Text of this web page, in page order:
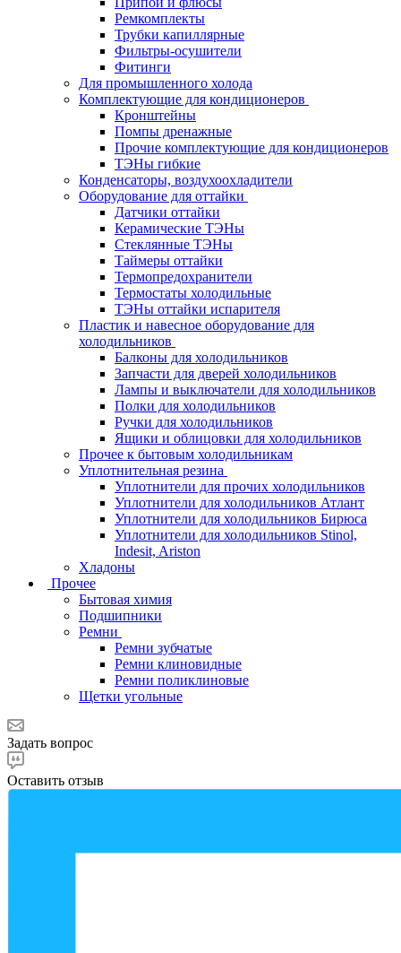
Ремкомплекты
Трубки капиллярные
Фильтры-осушители
Фитинги
Для промышленного холода
Комплектующие для кондиционеров
Кронштейны
Помпы дренажные
Прочие комплектующие для кондиционеров
ТЭНы гибкие
Конденсаторы, воздухоохладители
Оборудование для оттайки
Датчики оттайки
Керамические ТЭНы
Стеклянные ТЭНы
Таймеры оттайки
Термопредохранители
Термостаты холодильные
ТЭНы оттайки испарителя
Пластик и навесное оборудование для
холодильников
Балконы для холодильников
Запчасти для дверей холодильников
Лампы и выключатели для холодильников
Полки для холодильников
Ручки для холодильников
Ящики и облицовки для холодильников
Прочее к бытовым холодильникам
Уплотнительная резина
Уплотнители для прочих холодильников
Уплотнители для холодильников Атлант
Уплотнители для холодильников Бирюса
Уплотнители для холодильников Stinol,
Indesit, Ariston
Хладоны
Прочее
Бытовая химия
Подшипники
Ремни
Ремни зубчатые
Ремни клиновидные
Ремни поликлиновые
Щетки угольные
Задать вопрос
Оставить отзыв